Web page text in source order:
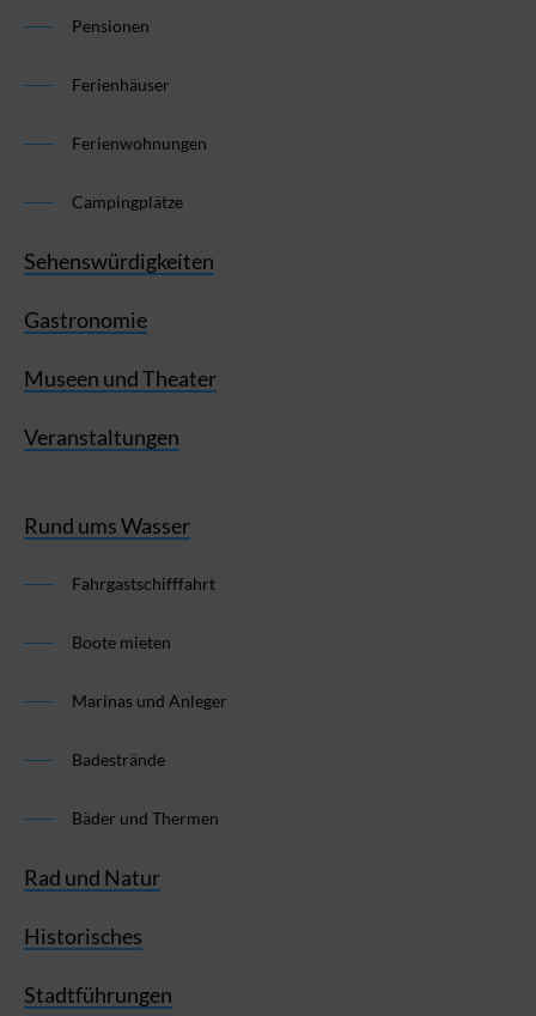
Pensionen
Ferienhäuser
Ferienwohnungen
Campingplätze
Sehenswürdigkeiten
Gastronomie
Museen und Theater
Veranstaltungen
Rund ums Wasser
Fahrgastschifffahrt
Boote mieten
Marinas und Anleger
Badestrände
Bäder und Thermen
Rad und Natur
Historisches
Stadtführungen